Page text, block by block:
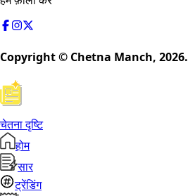
Copyright © Chetna Manch, 2026
चेतना दृष्टि
होम
सार
ट्रेंडिंग